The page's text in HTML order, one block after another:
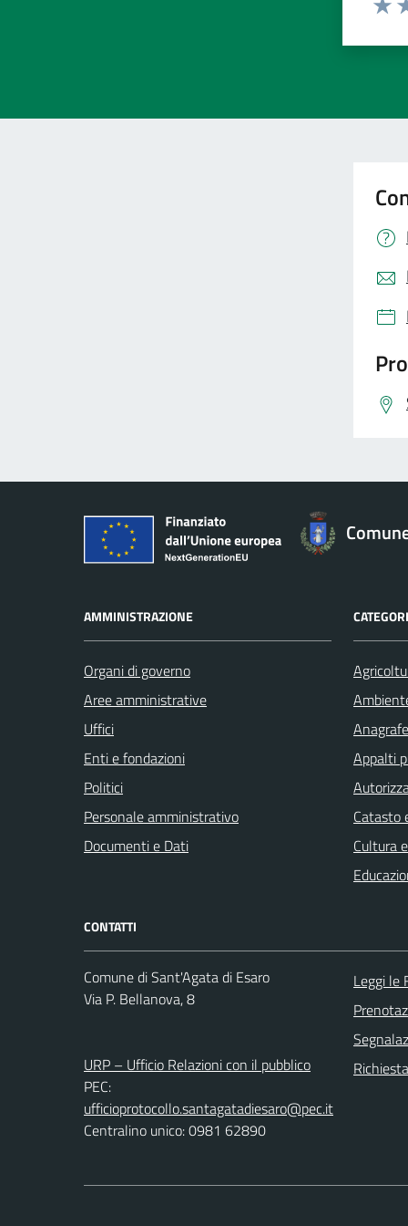
AMMINISTRAZIONE
Organi di governo
Aree amministrative
Uffici
Enti e fondazioni
Politici
Personale amministrativo
Documenti e Dati
Appalti
Catasto
Cultura
CONTATTI
Comune di Sant'Agata di Esaro
Via P. Bellanova, 8
URP – Ufficio Relazioni con il pubblico
PEC:
ufficioprotocollo.santagatadiesaro@pec.it
Centralino unico: 0981 62890
Leggi le